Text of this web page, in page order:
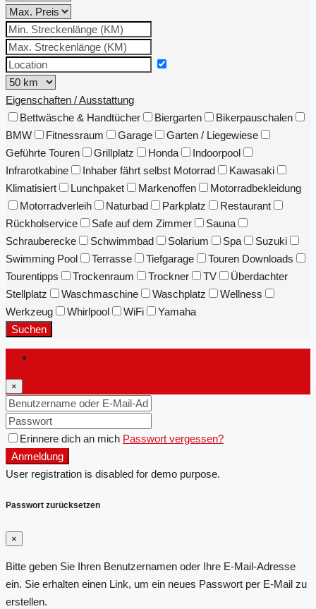
Eigenschaften / Ausstattung
Bettwäsche & Handtücher
Biergarten
Bikerpauschalen
BMW
Fitnessraum Garage
Garten / Liegewiese
Geführte Touren
Grillplatz Honda
Indoorpool
Infrarotkabine
Inhaber fährt selbst Motorrad
Kawasaki
Klimatisiert
Lunchpaket Markenoffen
Motorradbekleidung
Motorradverleih
Naturbad Parkplatz
Restaurant
Rückholservice
Safe auf dem Zimmer
Sauna
Schrauberecke
Schwimmbad Solarium Spa
Suzuki
Swimming Pool
Terrasse Tiefgarage
Touren Downloads
Tourentipps
Trockenraum Trockner TV
Überdachter
Stellplatz
Waschmaschine Waschplatz
Wellness
Werkzeug
Whirlpool WiFi
Yamaha
Suchen
×
Erinnere dich an mich Passwort vergessen?
Anmeldung
User registration is disabled for demo purpose.
Passwort zurücksetzen
×
Bitte geben Sie Ihren Benutzernamen oder Ihre E-Mail-Adresse
ein. Sie erhalten einen Link, um ein neues Passwort per E-Mail zu
erstellen.